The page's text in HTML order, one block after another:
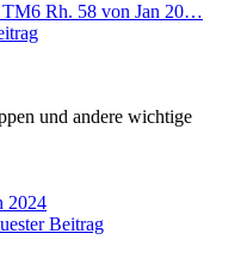
TM6 Rh. 58 von Jan 20…
und andere wichtige
2024
Beitrag